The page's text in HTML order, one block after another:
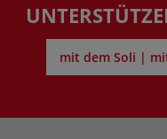
mit dem Soli |